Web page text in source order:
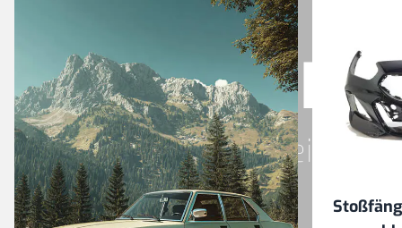
Gebrauchtteile –